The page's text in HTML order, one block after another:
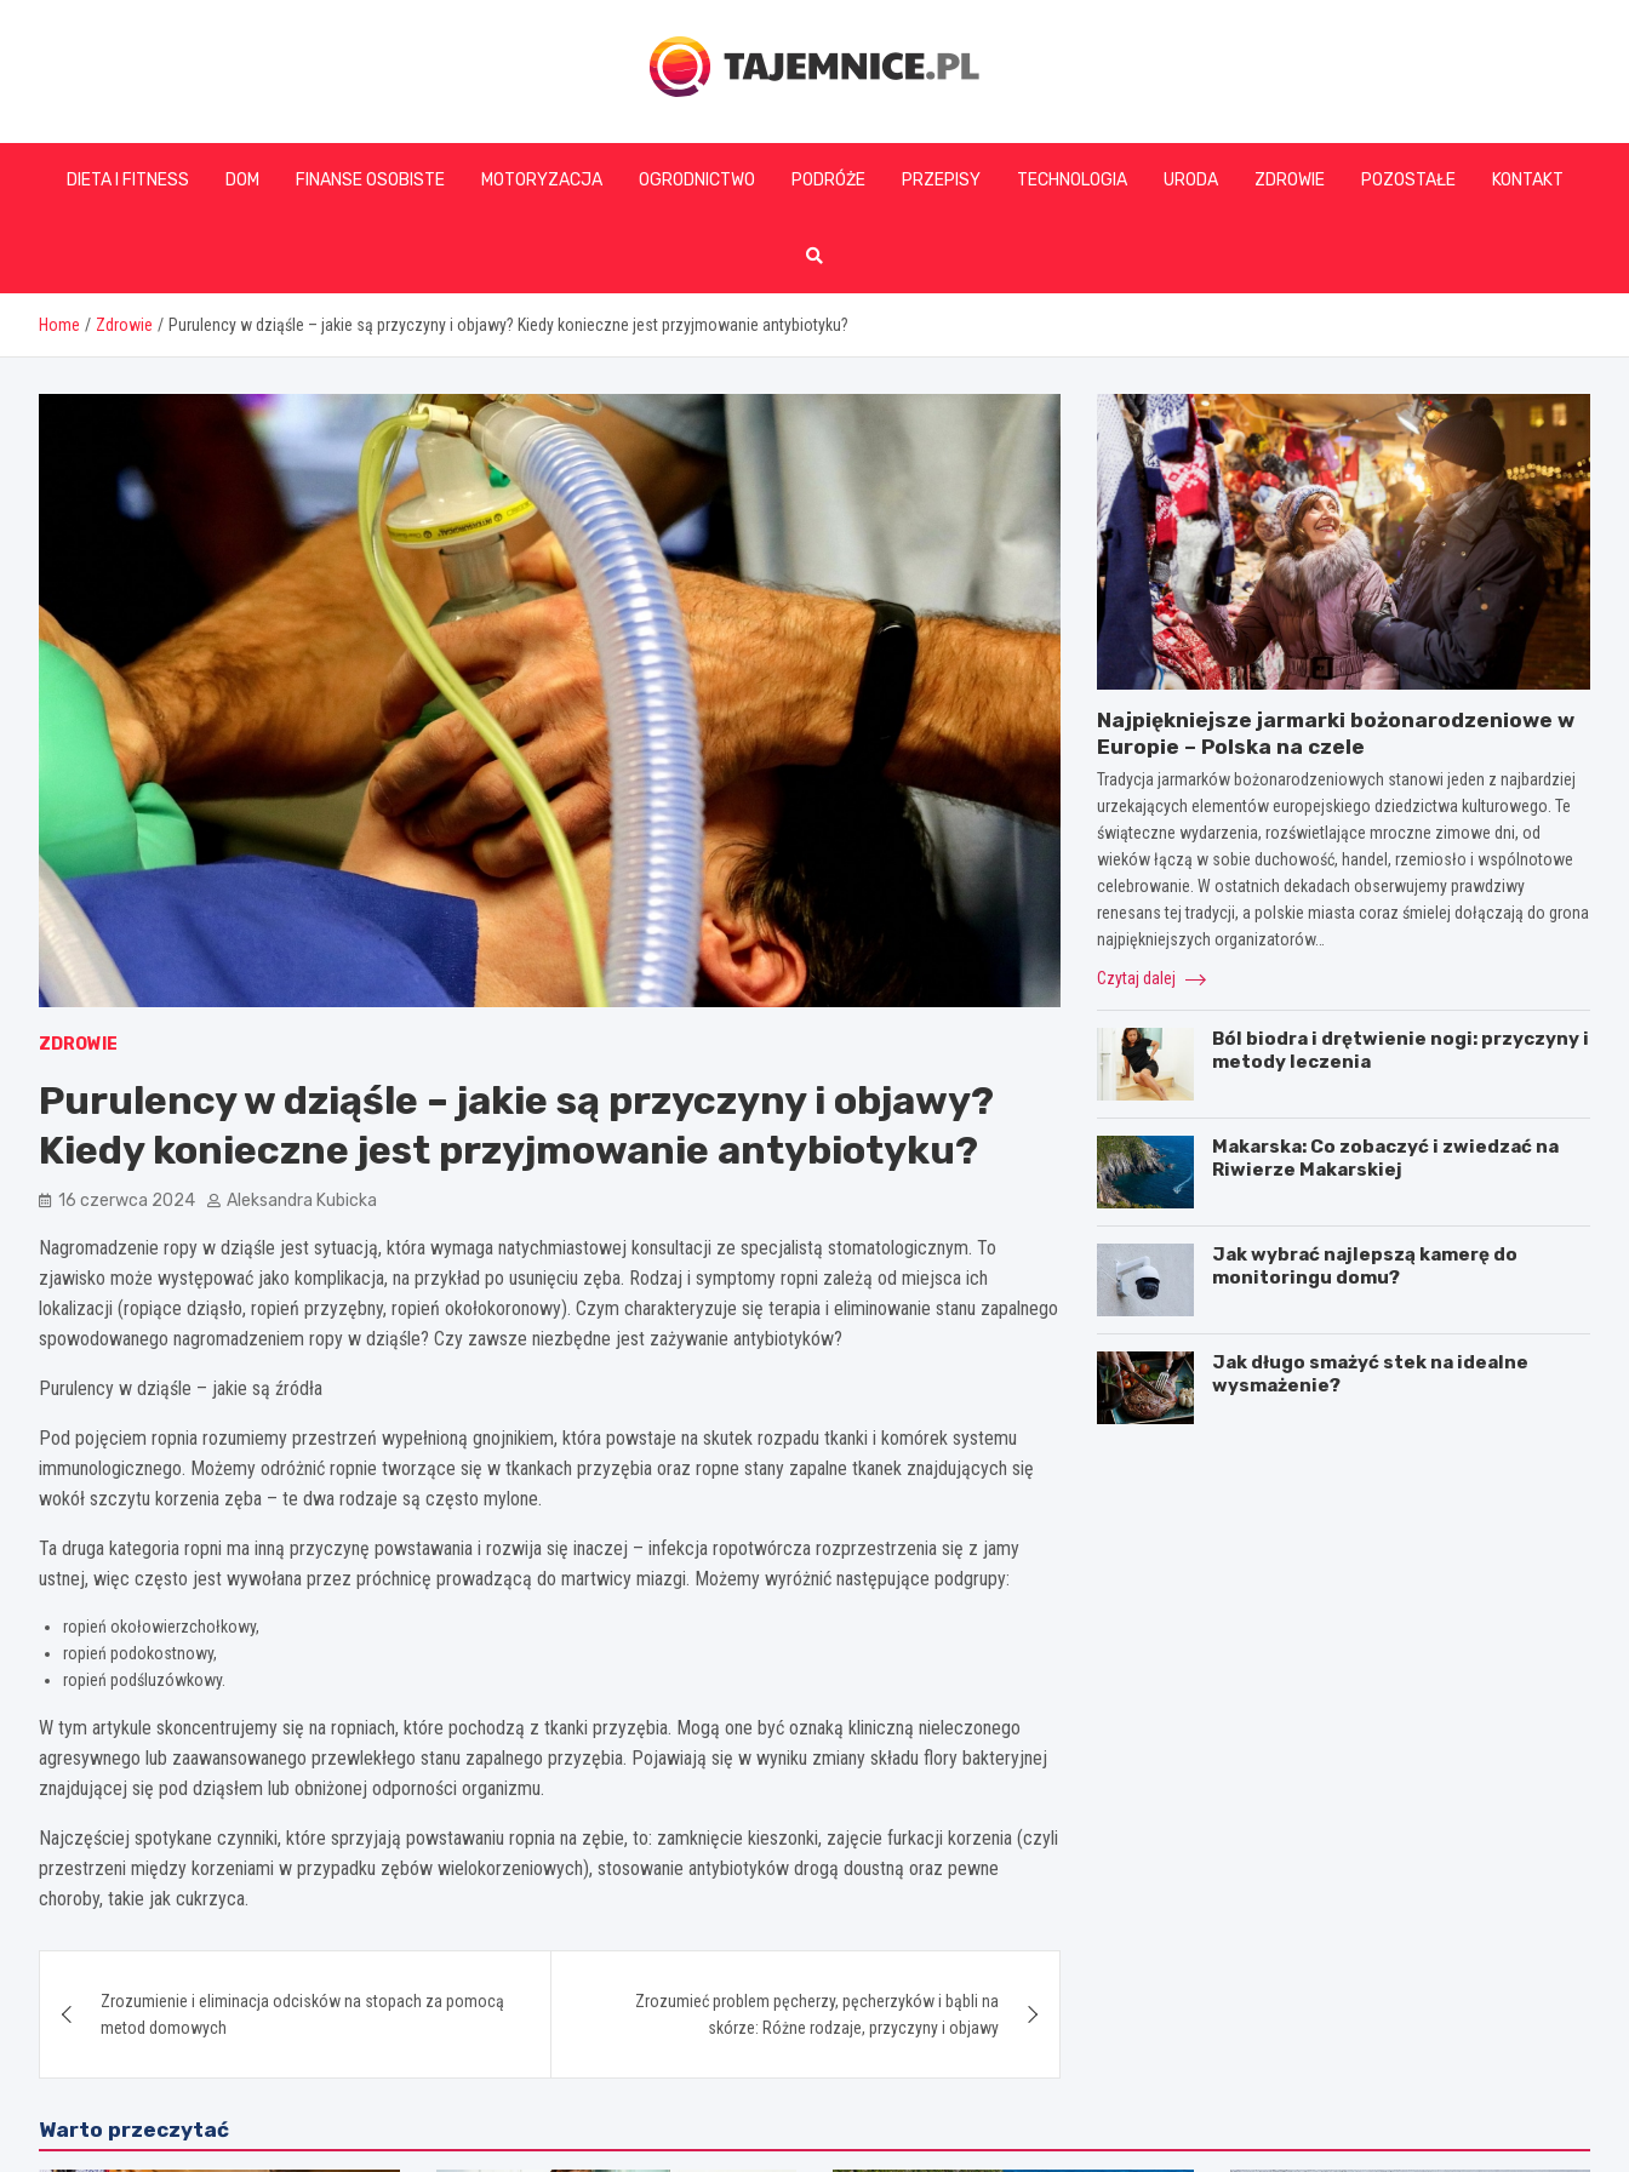
tajemnice.pl
DIETA I FITNESS DOM FINANSE OSOBISTE MOTORYZACJA OGRODNICTWO PODRÓŻE PRZEPISY TECHNOLOGIA URODA ZDROWIE POZOSTAŁE KONTAKT
Home Zdrowie Purulency w dziąśle – jakie są przyczyny i objawy? Kiedy konieczne jest przyjmowanie antybiotyku?
ZDROWIE
Purulency w dziąśle – jakie są przyczyny i objawy?
Kiedy konieczne jest przyjmowanie antybiotyku?
16 czerwca 2024 Aleksandra Kubicka
Nagromadzenie ropy w dziąśle jest sytuacją, która wymaga natychmiastowej konsultacji ze specjalistą stomatologicznym. To
zjawisko może występować jako komplikacja, na przykład po usunięciu zęba. Rodzaj i symptomy ropni zależą od miejsca ich
lokalizacji (ropiące dziąsło, ropień przyzębny, ropień okołokoronowy). Czym charakteryzuje się terapia i eliminowanie stanu zapalnego
spowodowanego nagromadzeniem ropy w dziąśle? Czy zawsze niezbędne jest zażywanie antybiotyków?
Purulency w dziąśle – jakie są źródła
Pod pojęciem ropnia rozumiemy przestrzeń wypełnioną gnojnikiem, która powstaje na skutek rozpadu tkanki i komórek systemu
immunologicznego. Możemy odróżnić ropnie tworzące się w tkankach przyzębia oraz ropne stany zapalne tkanek znajdujących się
wokół szczytu korzenia zęba – te dwa rodzaje są często mylone.
Ta druga kategoria ropni ma inną przyczynę powstawania i rozwija się inaczej – infekcja ropotwórcza rozprzestrzenia się z jamy
ustnej, więc często jest wywołana przez próchnicę prowadzącą do martwicy miazgi. Możemy wyróżnić następujące podgrupy:
ropień okołowierzchołkowy,
ropień podokostnowy,
ropień podśluzówkowy.
W tym artykule skoncentrujemy się na ropniach, które pochodzą z tkanki przyzębia. Mogą one być oznaką kliniczną nieleczonego
agresywnego lub zaawansowanego przewlekłego stanu zapalnego przyzębia. Pojawiają się w wyniku zmiany składu flory bakteryjnej
znajdującej się pod dziąsłem lub obniżonej odporności organizmu.
Najczęściej spotykane czynniki, które sprzyjają powstawaniu ropnia na zębie, to: zamknięcie kieszonki, zajęcie furkacji korzenia (czyli
przestrzeni między korzeniami w przypadku zębów wielokorzeniowych), stosowanie antybiotyków drogą doustną oraz pewne
choroby, takie jak cukrzyca.
wpisu
Zrozumienie i eliminacja odcisków na stopach za pomocą
metod domowych
Zrozumieć problem pęcherzy, pęcherzyków i bąbli na
skórze: Różne rodzaje, przyczyny i objawy
Najpiękniejsze jarmarki bożonarodzeniowe w
Europie – Polska na czele
Tradycja jarmarków bożonarodzeniowych stanowi jeden z najbardziej
urzekających elementów europejskiego dziedzictwa kulturowego. Te
świąteczne wydarzenia, rozświetlające mroczne zimowe dni, od
wieków łączą w sobie duchowość, handel, rzemiosło i wspólnotowe
celebrowanie. W ostatnich dekadach obserwujemy prawdziwy
renesans tej tradycji, a polskie miasta coraz śmielej dołączają do grona
najpiękniejszych organizatorów…
Czytaj dalej
Ból biodra i drętwienie nogi: przyczyny i
metody leczenia
Makarska: Co zobaczyć i zwiedzać na
Riwierze Makarskiej
Jak wybrać najlepszą kamerę do
monitoringu domu?
Jak długo smażyć stek na idealne
wysmażenie?
Warto przeczytać